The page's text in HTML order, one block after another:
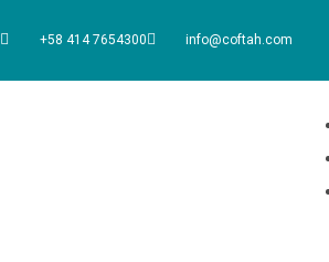
+58 414 7654300 info@coftah.com